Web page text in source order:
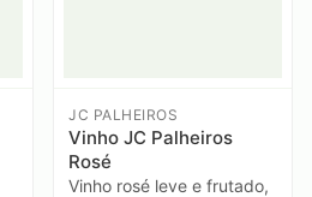
JC PALHEIROS
Vinho JC Palheiros
Rosé
Vinho rosé leve e frutado,